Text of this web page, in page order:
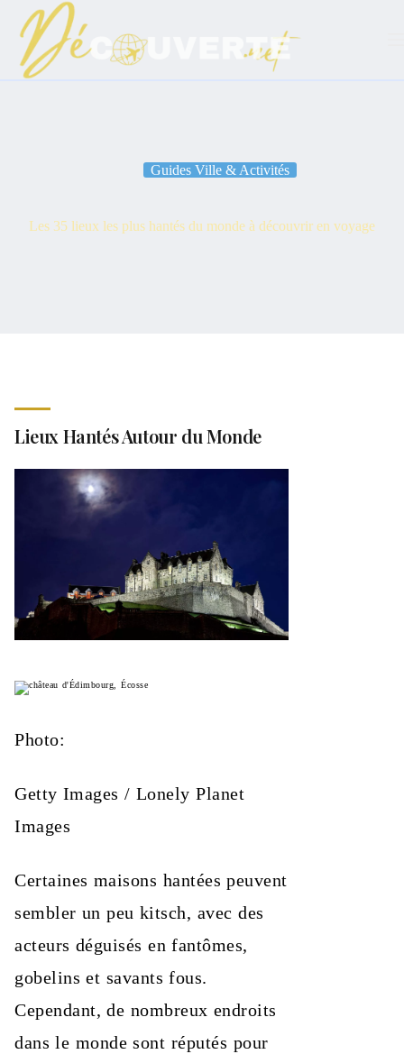
contenu
Guides Ville & Activités
Les 35 lieux les plus hantés du monde à découvrir en voyage
Lieux Hantés Autour du Monde
Photo:
Getty Images / Lonely Planet
Images
Certaines maisons hantées peuvent
sembler un peu kitsch, avec des
acteurs déguisés en fantômes,
gobelins et savants fous.
Cependant, de nombreux endroits
dans le monde sont réputés pour